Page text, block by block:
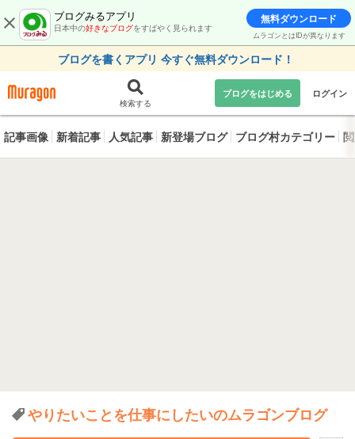
ブログみるアプリ
日本中の好きなブログをすばやく見られます
無料ダウンロード
ムラゴンとはIDが異なります
ブログを書くアプリ 今すぐ無料ダウンロード！
検索する
ブログをはじめる ログイン
記事画像 新着記事 人気記事 新登場ブログ ブログ村カテゴリー
やりたいことを仕事にしたいのムラゴンブログ